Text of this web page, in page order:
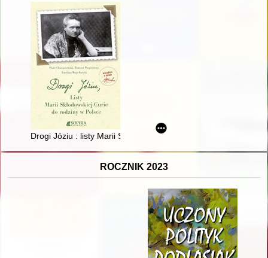
Drogi Józiu : listy Marii Skłodowskiej-Curie do rodziny w Polsce
ROCZNIK 2023